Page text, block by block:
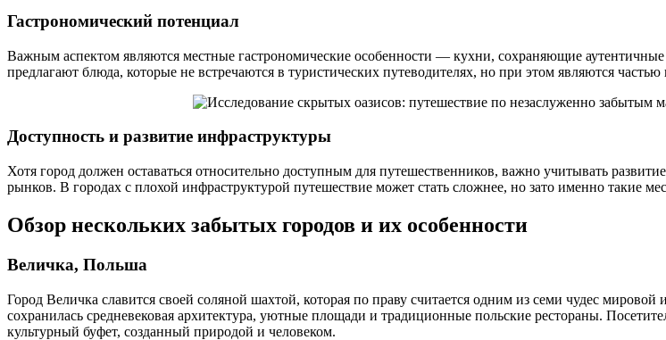
Гастрономический потенциал
Важным аспектом являются местные гастрономические особенности — кухни, сохраняющие
предлагают блюда, которые не встречаются в туристических путеводителях, но при этом являются частью
Доступность и развитие инфраструктуры
Хотя город должен оставаться относительно доступным для путешественников, важно учитывать
рынков. В городах с плохой инфраструктурой путешествие может стать сложнее, но зато именно такие
Обзор нескольких забытых городов и их особенности
Величка, Польша
Город Величка славится своей соляной шахтой, которая по праву считается одним из семи чудес
сохранилась средневековая архитектура, уютные площади и традиционные польские рестораны.
культурный буфет, созданный природой и человеком.